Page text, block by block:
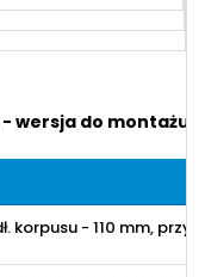
wersja do montażu
korpusu - 110 mm,